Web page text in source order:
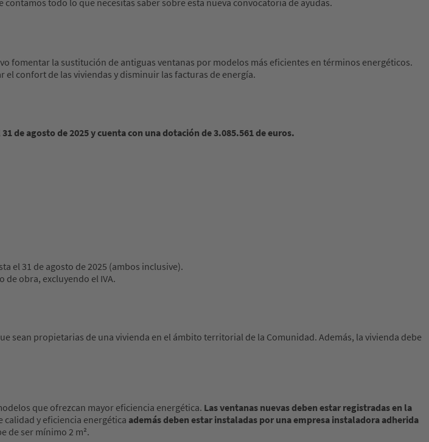
todo lo que necesitas saber sobre esta nueva convocatoria de ayudas.
fomentar la sustitución de antiguas ventanas por modelos más eficientes en términos energéticos.
confort de las viviendas y disminuir las facturas de energía.
31 de agosto de 2025 y cuenta con una dotación de 3.085.561 de euros.
el 31 de agosto de 2025 (ambos inclusive).
de obra, excluyendo el IVA.
sean propietarias de una vivienda en el ámbito territorial de la Comunidad. Además, la vivienda debe
que ofrezcan mayor eficiencia energética. Las ventanas nuevas deben estar registradas en la
calidad y eficiencia energética además deben estar instaladas por una empresa instaladora adherida
de ser mínimo 2 m².